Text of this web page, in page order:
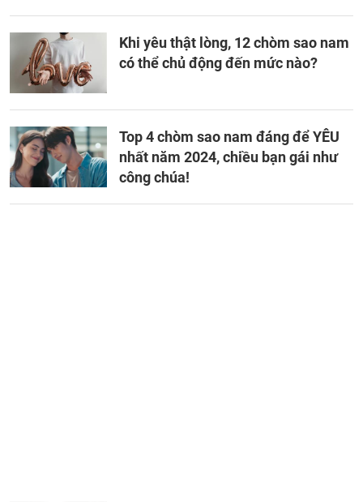
Khi yêu thật lòng, 12 chòm sao nam
có thể chủ động đến mức nào?
Top 4 chòm sao nam đáng để YÊU
nhất năm 2024, chiều bạn gái như
công chúa!